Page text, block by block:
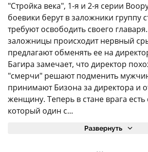
"Стройка века", 1-я и 2-я серии
боевики берут в заложники группу
требуют освободить своего
заложницы происходит нервный
предлагают обменять ее на
Багира замечает, что директор
"смерчи" решают подменить
принимают Бизона за директора и
женщину. Теперь в стане врага
который один с...
Развернуть